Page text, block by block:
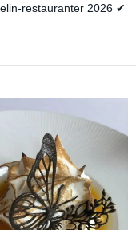
restauranter 2026 ✔